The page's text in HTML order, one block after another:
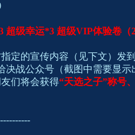
超级幸运*3 超级VIP体验卷（
定的宣传内容（见下文）发到
决战公众号（截图中需要显
们将会获得“天选之子”称号